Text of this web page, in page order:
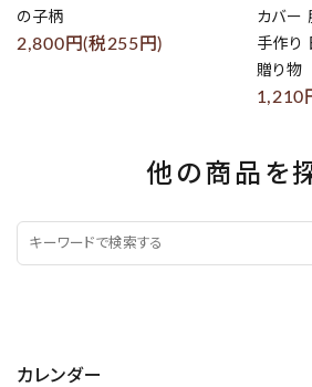
の子柄
2,800円(税255円)
カバー
手作り
贈り物
1,210
他の商品を
カレンダー